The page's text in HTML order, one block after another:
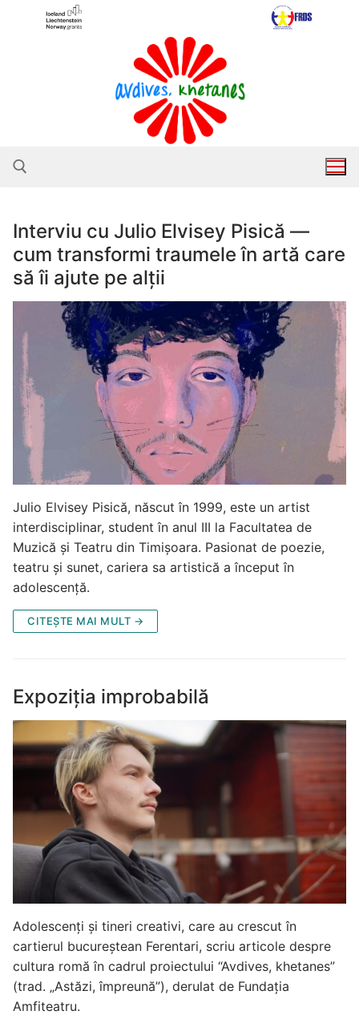
Caută după:
Interviu cu Julio Elvisey Pisică —
cum transformi traumele în artă care
să îi ajute pe alții
Julio Elvisey Pisică, născut în 1999, este un artist
interdisciplinar, student în anul III la Facultatea de
Muzică și Teatru din Timișoara. Pasionat de poezie,
teatru și sunet, cariera sa artistică a început în
adolescență.
CITEȘTE MAI MULT →
Expoziția improbabilă
Adolescenți și tineri creativi, care au crescut în
cartierul bucureștean Ferentari, scriu articole despre
cultura romă în cadrul proiectului “Avdives, khetanes”
(trad. „Astăzi, împreună”), derulat de Fundația
Amfiteatru.